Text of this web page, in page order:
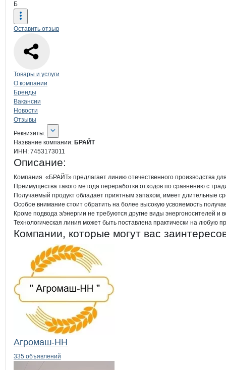
Б
Оставить отзыв
Навигация по странице
Товары и услуги
О компании
Бренды
Вакансии
Новости
Отзывы
О компании
Реквизиты
Реквизиты:
Название компании: БРАЙТ
ИНН: 7453173011
Описание:
Компания  «БРАЙТ» предлагает линию отечественного производства
Преимущества такого метода переработки отходов по сравнению с
Получаемый продукт обладает приятным запахом, имеет длительные
Особое внимание стоит обратить на более высокую усвояемость
Кроме подвода э/энергии не требуются другие виды энергоносителей и
Технологическая линия может быть поставлена практически на любую
Компании, которые могут вас
Агромаш-НН
335 объявлений